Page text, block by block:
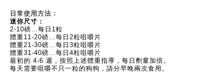
日常使用方法：
迷你尺寸：
2-10磅…每日1粒
體重11-20磅…每日2粒咀嚼片
體重21-30磅…每日3粒咀嚼片
體重31-40磅…每日4粒咀嚼片
最初的 4-6 週，按照上述體重指導，每日劑量加倍。
每天需要咀嚼不只一粒的狗狗，請分早晚兩次食用。